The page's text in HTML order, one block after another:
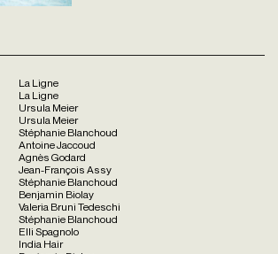
La Ligne
La Ligne
Ursula Meier
Ursula Meier
Stéphanie Blanchoud
Antoine Jaccoud
Agnès Godard
Jean-François Assy
Stéphanie Blanchoud
Benjamin Biolay
Valeria Bruni Tedeschi
Stéphanie Blanchoud
Elli Spagnolo
India Hair